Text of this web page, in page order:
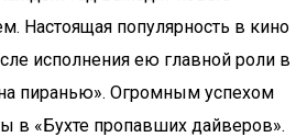
Настоящая популярность в кино
исполнения ею главной роли в
пиранью». Огромным успехом
в «Бухте пропавших дайверов».